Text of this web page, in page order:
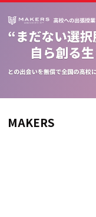
MAKERS